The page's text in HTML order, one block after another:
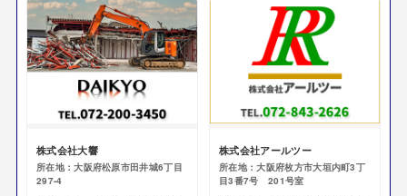
株式会社大響
所在地：大阪府松原市田井城6丁目
297-4
株式会社アールツー
所在地：大阪府枚方市大垣内町3丁
目3番7号 201号室